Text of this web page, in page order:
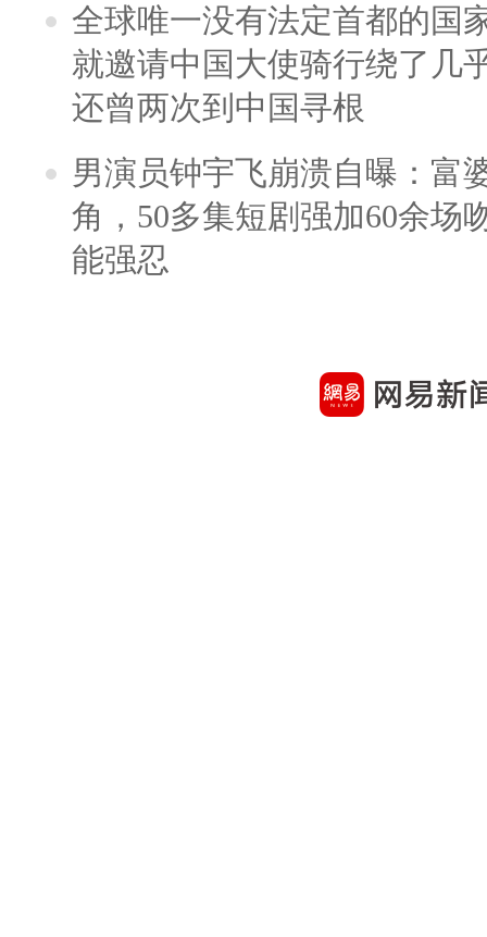
全球唯一没有法定首都的国
就邀请中国大使骑行绕了几
还曾两次到中国寻根
男演员钟宇飞崩溃自曝：富
角，50多集短剧强加60余场
能强忍